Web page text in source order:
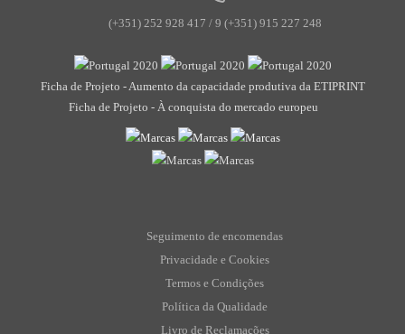
(+351) 252 928 417 / 9 (+351) 915 227 248
Ficha de Projeto - Aumento da capacidade produtiva da ETIPRINT
Ficha de Projeto - À conquista do mercado europeu
Seguimento de encomendas
Privacidade e Cookies
Termos e Condições
Política da Qualidade
Livro de Reclamações